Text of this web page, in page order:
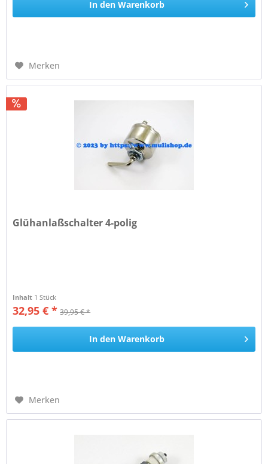
In den Warenkorb
Merken
Glühanlaßschalter 4-polig
Inhalt 1 Stück
32,95 € * 39,95 € *
In den Warenkorb
Merken